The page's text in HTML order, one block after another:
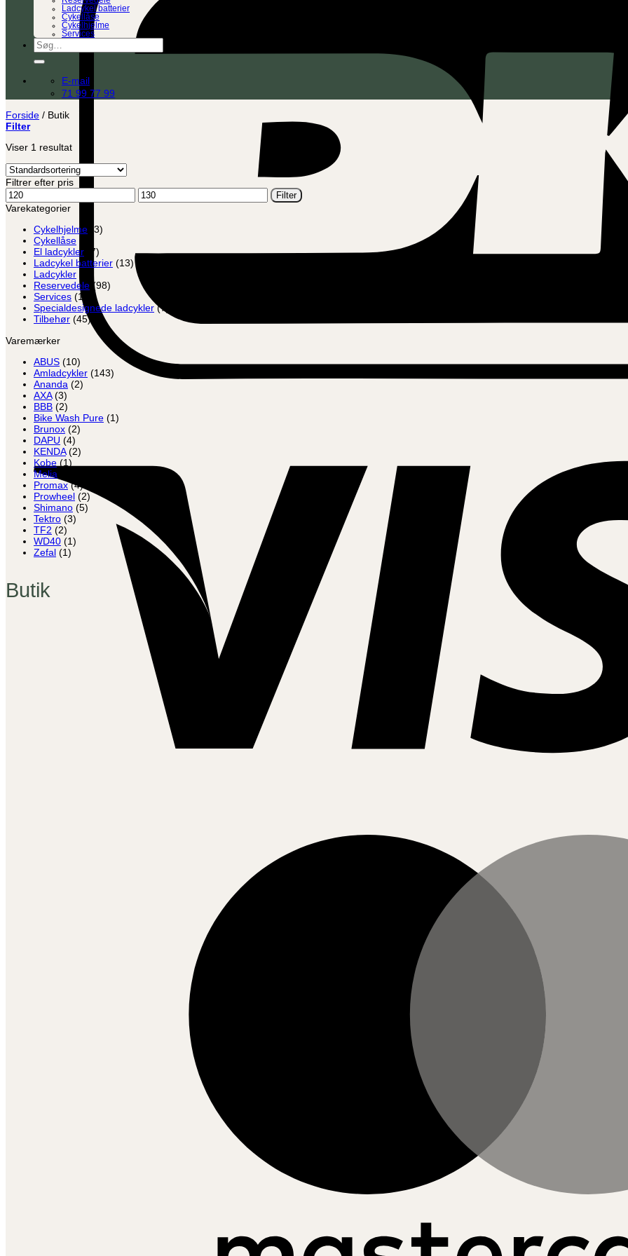
Ladcykel batterier
Cykellåse
Cykelhjelme
Services
Søg
efter:
E-mail
71 99 77 99
Forside / Butik
Filter
Viser 1 resultat
Filtrer efter pris
Mindste
pris
Højeste
pris
Filter
Varekategorier
Cykelhjelme (3)
Cykellåse
El ladcykler
(7)
Ladcykel batterier (13)
Ladcykler
Reservedele (98)
Services (12)
Specialdesignede ladcykler (7)
Tilbehør (45)
Varemærker
ABUS (10)
Amladcykler (143)
Ananda (2)
AXA (3)
BBB (2)
Bike Wash Pure (1)
Brunox (2)
DAPU (4)
KENDA (2)
Kobe (1)
Melia
Promax (4)
Prowheel (2)
Shimano (5)
Tektro (3)
TF2 (2)
WD40 (1)
Zefal (1)
Butik